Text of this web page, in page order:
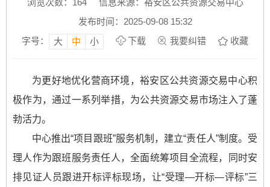
发布时间：2025-09-08 15:32
字号：
大 中 小 下载 我要纠错 收藏
为更好地优化营商环境，裕安区公共资源交易中心积
极作为，通过一系列举措，为公共资源交易市场注入了蓬
勃活力。
中心推出“项目跟班”服务机制，建立“责任人”制度。受
理人作为跟班服务责任人，全面统筹项目全流程，同时安
排见证人员跟进开标评标现场，让“受理—开标—评标”三